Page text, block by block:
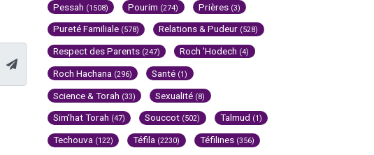
Pessah (1508) Pourim (274) Prières (3)
Pureté Familiale (578) Relations & Pudeur (528)
Respect des Parents (247) Roch 'Hodech (4)
Roch Hachana (296) Santé (1)
Science & Torah (33) Sexualité (8)
Sim'hat Torah (47) Souccot (502) Talmud (1)
Techouva (122) Téfila (2230) Téfilines (356)